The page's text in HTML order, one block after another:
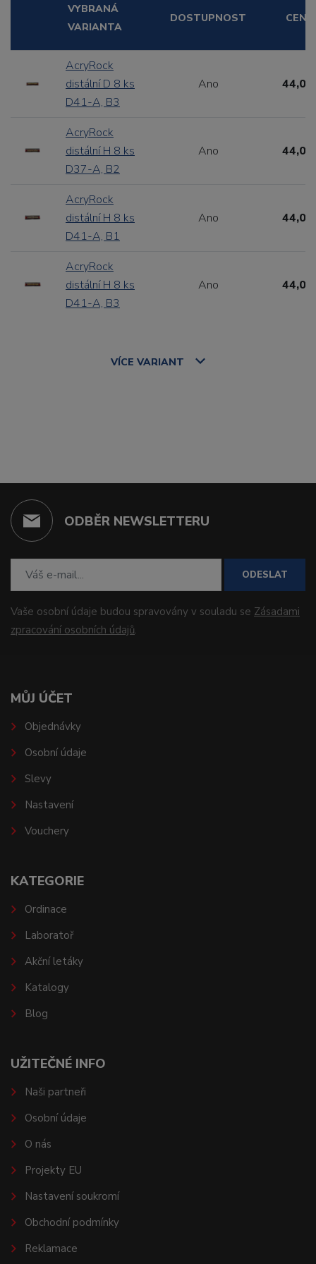
VYBRANÁ
VARIANTA
DOSTUPNOST CENA
AcryRock
distální D 8 ks
D41-A, B3
Ano 44,00
AcryRock
distální H 8 ks
D37-A, B2
Ano 44,00
AcryRock
distální H 8 ks
D41-A, B1
Ano 44,00
AcryRock
distální H 8 ks
D41-A, B3
Ano 44,00
VÍCE VARIANT
ODBĚR NEWSLETTERU
ODESLAT
Vaše osobní údaje budou spravovány v souladu se Zásadami
zpracování osobních údajů.
MŮJ ÚČET
Objednávky
Osobní údaje
Slevy
Nastavení
Vouchery
KATEGORIE
Ordinace
Laboratoř
Akční letáky
Katalogy
Blog
UŽITEČNÉ INFO
Naši partneři
Osobní údaje
O nás
Projekty EU
Nastavení soukromí
Obchodní podmínky
Reklamace